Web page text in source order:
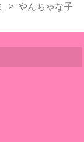
やんちゃな子